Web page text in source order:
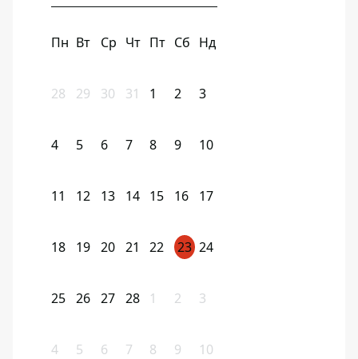
Пн Вт Ср Чт Пт Сб Нд
28 29 30 31 1 2 3
4 5 6 7 8 9 10
11 12 13 14 15 16 17
18 19 20 21 22 23 24
25 26 27 28 1 2 3
4 5 6 7 8 9 10